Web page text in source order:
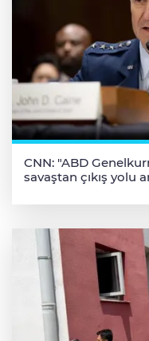
CNN: "ABD
savaştan çıkış yolu